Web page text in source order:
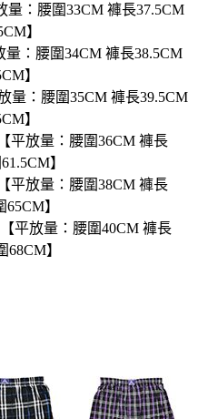
量：腰圍33CM 褲長37.5CM
】
：腰圍34CM 褲長38.5CM
】
量：腰圍35CM 褲長39.5CM
】
平放量：腰圍36CM 褲長
】
平放量：腰圍38CM 褲長
65CM】
平放量：腰圍40CM 褲長
68CM】